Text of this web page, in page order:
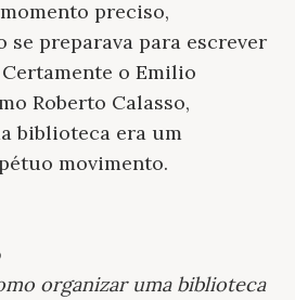
preciso,
se preparava para escrever
Certamente o Emilio
Roberto Calasso,
biblioteca era um
movimento.
organizar uma biblioteca